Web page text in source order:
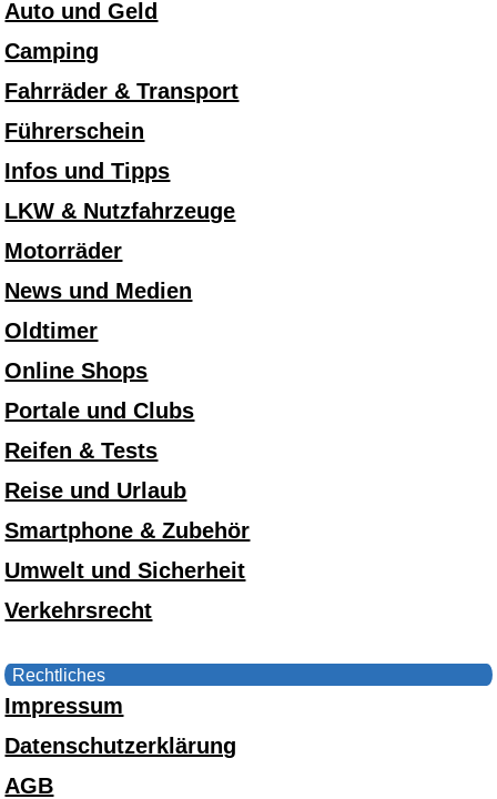
Auto und Geld
Camping
Fahrräder & Transport
Führerschein
Infos und Tipps
LKW & Nutzfahrzeuge
Motorräder
News und Medien
Oldtimer
Online Shops
Portale und Clubs
Reifen & Tests
Reise und Urlaub
Smartphone & Zubehör
Umwelt und Sicherheit
Verkehrsrecht
Rechtliches
Impressum
Datenschutzerklärung
AGB